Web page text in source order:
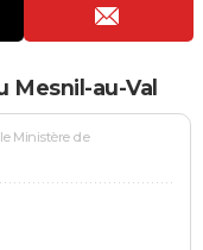
Mesnil-au-Val
Ministère de